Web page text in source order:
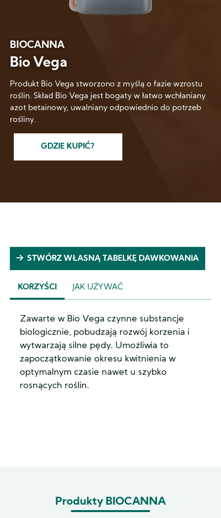
BIOCANNA
Bio Vega
Produkt Bio Vega stworzono z myślą o fazie wzrostu
roślin. Skład Bio Vega jest bogaty w łatwo wchłaniany
azot betainowy, uwalniany odpowiednio do potrzeb
rośliny.
GDZIE KUPIĆ?
KORZYŚCI
(ACTIVE
JAK UŻYWAĆ
STWÓRZ WŁASNĄ TABELKĘ DAWKOWANIA
Zawarte w Bio Vega czynne substancje
biologicznie, pobudzają rozwój korzenia i
wytwarzają silne pędy. Umożliwia to
zapoczątkowanie okresu kwitnienia w
optymalnym czasie nawet u szybko
rosnących roślin.
Produkty BIOCANNA